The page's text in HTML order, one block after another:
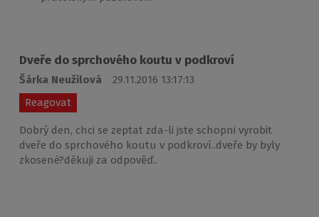
Dveře do sprchového koutu v podkroví
Šárka Neužilová
29.11.2016 13:17:13
Reagovat
Dobrý den, chci se zeptat zda-li jste schopni vyrobit
dveře do sprchového koutu v podkroví..dveře by byly
zkosené?děkuji za odpověď..